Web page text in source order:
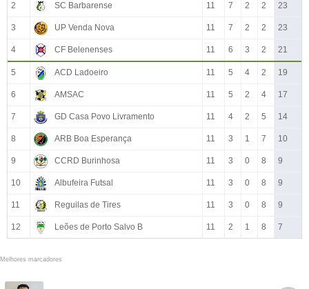
2 SC Barbarense 11 7 2 2 23
3 UP Venda Nova 11 7 2 2 23
4 CF Belenenses 11 6 3 2 21
5 ACD Ladoeiro 11 5 4 2 19
6 AMSAC 11 5 2 4 17
7 GD Casa Povo Livramento 11 4 2 5 14
8 ARB Boa Esperança 11 3 1 7 10
9 CCRD Burinhosa 11 3 0 8 9
10 Albufeira Futsal 11 3 0 8 9
11 Reguilas de Tires 11 3 0 8 9
12 Leões de Porto Salvo B 11 2 1 8 7
Melhores marcadores